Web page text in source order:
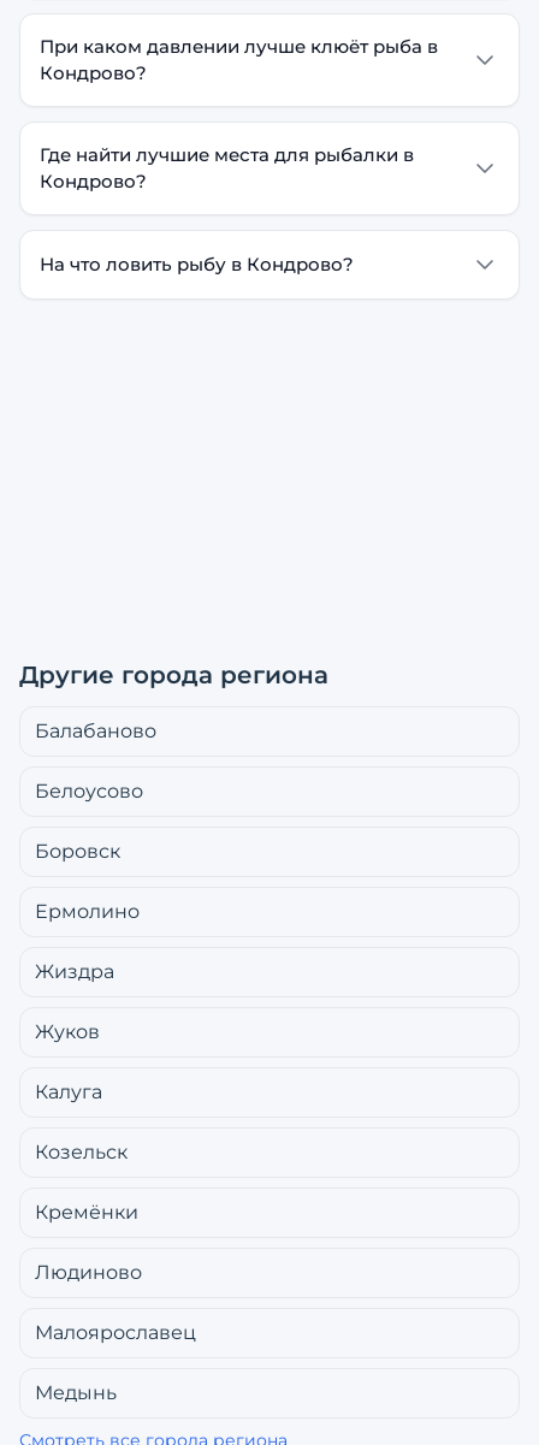
При каком давлении лучше клюёт рыба в
Кондрово?
Где найти лучшие места для рыбалки в
Кондрово?
На что ловить рыбу в Кондрово?
Другие города региона
Балабаново
Белоусово
Боровск
Ермолино
Жиздра
Жуков
Калуга
Козельск
Кремёнки
Людиново
Малоярославец
Медынь
Смотреть все города региона